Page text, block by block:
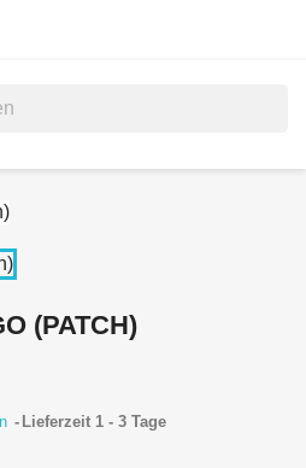
(PATCH)
Lieferzeit 1 - 3 Tage